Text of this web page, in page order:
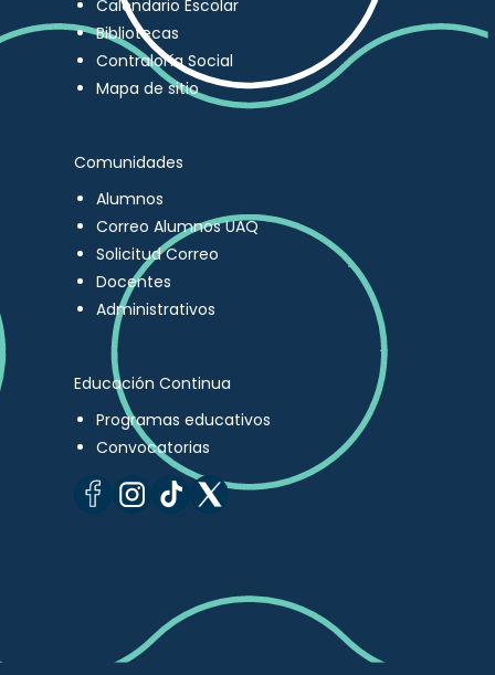
Calendario Escolar
Bibliotecas
Contraloría Social
Mapa de sitio
Comunidades
Alumnos
Correo Alumnos UAQ
Solicitud Correo
Docentes
Administrativos
Educación Continua
Programas educativos
Convocatorias